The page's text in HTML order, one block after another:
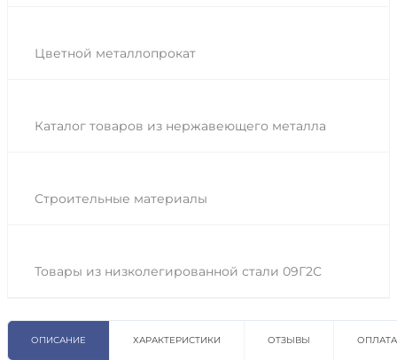
Цветной металлопрокат
Каталог товаров из нержавеющего металла
Строительные материалы
Товары из низколегированной стали 09Г2С
ОПИСАНИЕ ХАРАКТЕРИСТИКИ ОТЗЫВЫ ОПЛАТА